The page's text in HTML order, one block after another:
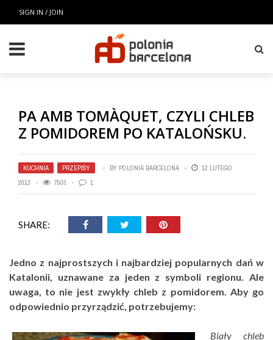
SIGN IN / JOIN
PA AMB TOMÀQUET, CZYLI CHLEB
Z POMIDOREM PO KATALOŃSKU.
KUCHNIA , PRZEPISY BY POLONIA BARCELONA
12 LUTEGO
2013
7503 1
SHARE:
Jedno z najprostszych i najbardziej popularnych dań w
Katalonii, uznawane za jeden z symboli regionu. Ale
uwaga, to nie jest zwykły chleb z pomidorem. Aby go
odpowiednio przyrządzić, potrzebujemy:
Biały chleb